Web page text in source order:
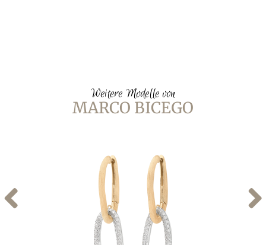
Weitere Modelle von
MARCO BICEGO